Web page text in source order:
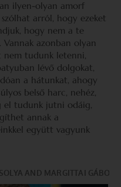
ilyen-olyan amorf
arról, hogy ezeket
hogy nem a te
azonban olyan
nem tudunk letenni,
lévő dolgokat,
a hátunkat, ahogy
belső harc, nehéz,
el tudunk jutni odáig,
annak a
együtt vagyunk